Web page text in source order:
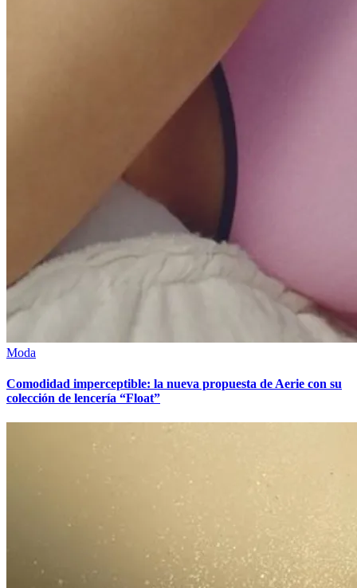
Moda
Comodidad imperceptible: la nueva propuesta de Aerie con su
colección de lencería “Float”